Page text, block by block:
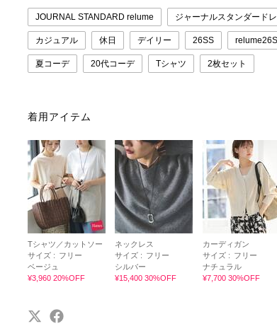
JOURNAL STANDARD relume ジャーナルスタンダード
カジュアル 休日 デイリー 26SS
夏コーデ 20代コーデ Tシャツ 2枚セット
着用アイテム
Tシャツ／カットソー
サイズ : フリー
ベージュ
¥3,960 20%OFF
ネックレス
サイズ : フリー
シルバー
¥15,400 30%OFF
カーディガン
サイズ : フリー
ナチュラル
¥7,700 30%OFF